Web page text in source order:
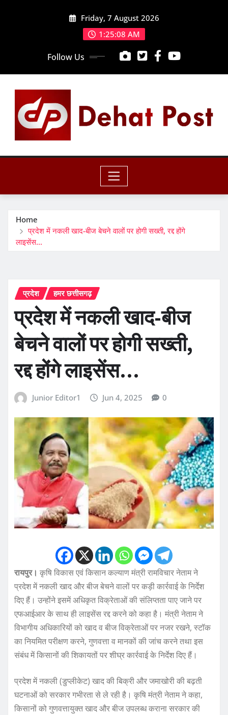
Friday, 7 August 2026
1:25:09 AM
Follow Us
Home
प्रदेश में नकली खाद-बीज बेचने वालों पर होगी सख्ती, रद्द होंगे
लाइसेंस…
प्रदेश हमर छत्तीसगढ़
प्रदेश में नकली खाद-बीज
बेचने वालों पर होगी सख्ती,
रद्द होंगे लाइसेंस…
Junior Editor1 Jun 4, 2025 0
रायपुर। कृषि विकास एवं किसान कल्याण मंत्री रामविचार नेताम ने
प्रदेश में नकली खाद और बीज बेचने वालों पर कड़ी कार्रवाई के निर्देश
दिए हैं। उन्होंने इसमें अधिकृत विक्रेताओं की संलिप्तता पाए जाने पर
एफआईआर के साथ ही लाइसेंस रद्द करने को कहा है। मंत्री नेताम ने
विभागीय अधिकारियों को खाद व बीज विक्रेताओं पर नजर रखने, स्टॉक
का नियमित परीक्षण करने, गुणवत्ता व मानकों की जांच करने तथा इस
संबंध में किसानों की शिकायतों पर शीघ्र कार्रवाई के निर्देश दिए हैं।
प्रदेश में नकली (डुप्लीकेट) खाद की बिक्री और जमाखोरी की बढ़ती
घटनाओं को सरकार गभीरता से ले रही है। कृषि मंत्री नेताम ने कहा,
किसानों को गुणवत्तायुक्त खाद और बीज उपलब्ध कराना सरकार की